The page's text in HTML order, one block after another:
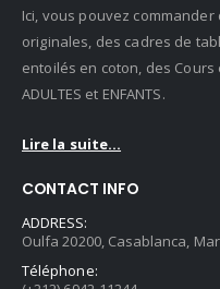
Ici, vous pouvez
originales, des cadres de
entoilés en coton, des
ADULTES et ENFANTS.
Lire la suite...
CONTACT INFO
ADDRESS:
Oulfa 20200, Casablanca,
Téléphone: